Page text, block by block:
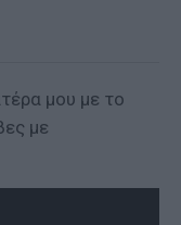
μου με το
με